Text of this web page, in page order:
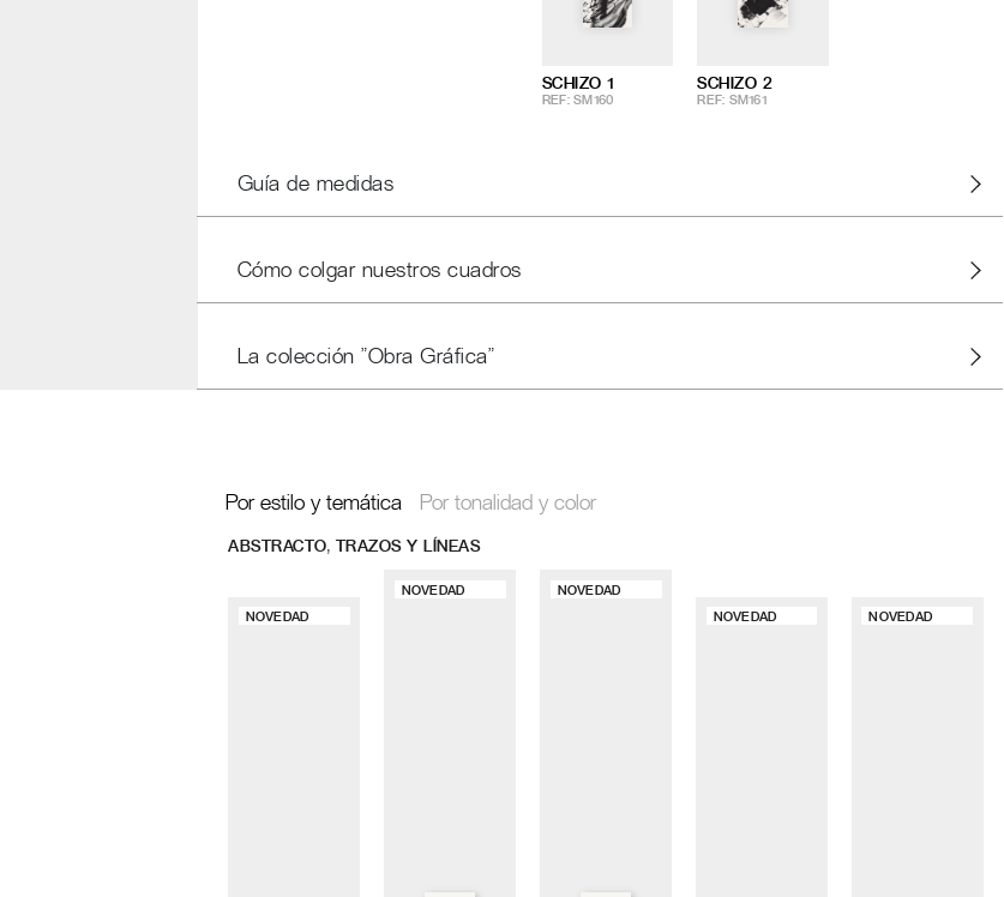
SCHIZO 1
REF: SM160
SCHIZO 2
REF: SM161
Guía de medidas
Cómo colgar nuestros cuadros
La colección "Obra Gráfica"
Por estilo y temática Por tonalidad y color
ABSTRACTO, TRAZOS Y LÍNEAS
NOVEDAD
NOVEDAD NOVEDAD
NOVEDAD NOVEDAD